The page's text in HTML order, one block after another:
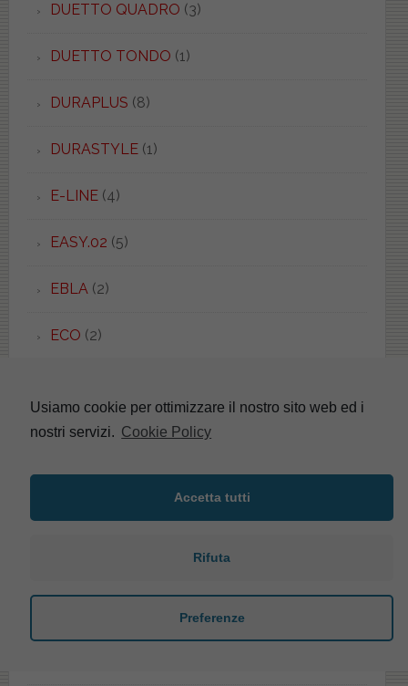
DUETTO QUADRO (3)
DUETTO TONDO (1)
DURAPLUS (8)
DURASTYLE(1)
E-LINE(4)
EASY.02 (5)
EBLA(2)
ECO (2)
EDGE QUADRA(1)
EDILIZIA(5)
EDOS(2)
Usiamo cookie per ottimizzare il nostro sito web ed i
nostri servizi. Cookie Policy
Accetta tutti
Rifuta
Preferenze